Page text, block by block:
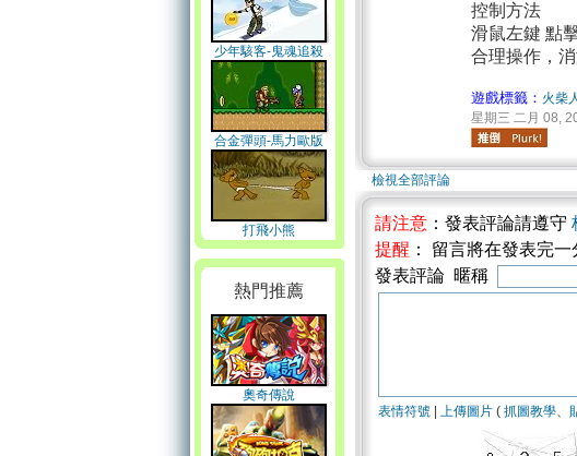
少年駭客-鬼魂追殺
合金彈頭-馬力歐版
打飛小熊
熱門推薦
奧奇傳說
控制方法
滑鼠左鍵 點
合理操作，
遊戲標籤： 火柴
星期三 二月 08,
檢視全部評論
請注意 ：發表評論請遵守
提醒 ： 留言將在發表完
發表評論 暱稱
表情符號 上傳圖片 ( 抓圖教學、